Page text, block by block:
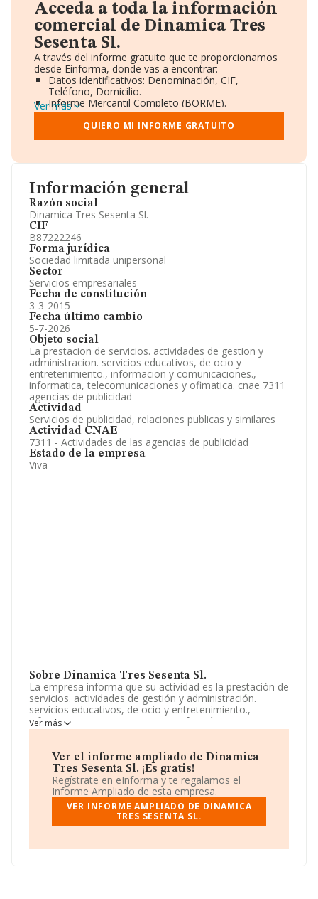
Información general
Razón social
Dinamica Tres Sesenta Sl.
CIF
B87222246
Forma jurídica
Sociedad limitada unipersonal
Sector
Servicios empresariales
Fecha de constitución
3-3-2015
Fecha último cambio
5-7-2026
Objeto social
La prestacion de servicios. actividades de gestion y
administracion. servicios educativos, de ocio y
entretenimiento., informacion y comunicaciones.,
informatica, telecomunicaciones y ofimatica. cnae 7311
agencias de publicidad
Actividad
Servicios de publicidad, relaciones publicas y similares
Actividad CNAE
7311 - Actividades de las agencias de publicidad
Estado de la empresa
Viva
Sobre Dinamica Tres Sesenta Sl.
La empresa informa que su actividad es la prestación de
servicios. actividades de gestión y administración.
servicios educativos, de ocio y entretenimiento.,
informacion y comunicaciones., informática,
telecomunicaciones y ofimatica. cnae 7311 agencias de
Mercantil como Sociedad Limitada. Clasifica su actividad
CNAE como 'Agencias de publicidad', código 7311. La
sociedad no tiene actividad en mercados exteriores.
Según los datos a disposición de INFORMA, ha tenido
un número de empleados por debajo de la media de
sector.
Dentro del ranking de empresas elaborado por
Ver más
Ver el informe ampliado de Dinamica
Tres Sesenta Sl. ¡Es gratis!
Regístrate en eInforma y te regalamos el
Informe Ampliado de esta empresa.
VER INFORME AMPLIADO DE DINAMICA
TRES SESENTA SL.
Acceda a toda la información
comercial de Dinamica Tres
Sesenta Sl.
A través del informe gratuito que te proporcionamos
desde Einforma, donde vas a encontrar:
Datos identificativos: Denominación, CIF,
Teléfono, Domicilio.
Informe Mercantil Completo (BORME).
Gráficos de Evolución Ventas y Empleados.
Consejo de Administración y Administradores.
Directivos y Ejecutivos.
Información oficial y registral complementaria.
Ver más
QUIERO MI INFORME GRATUITO